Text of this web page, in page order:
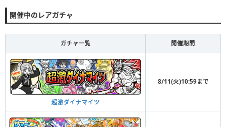
開催中のレアガチャ
ガチャ一覧 開催期間
超激ダイナマイツ
8/11(火)10:59まで